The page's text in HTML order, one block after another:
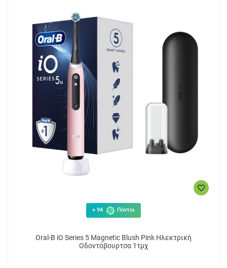
+ 94 Πόντοι
Oral-B iO Series 5 Magnetic Blush Pink Ηλεκτρική
Οδοντόβουρτσα 1τμχ